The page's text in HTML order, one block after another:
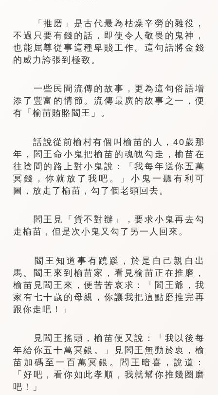
「推磨」是古代最為枯燥辛勞的雜役，
不過只要有錢的話，即使令人敬畏的鬼神，
也能屈尊從事這種卑賤工作。這句話將金錢
的威力誇張到極致。
一些民間流傳的故事，更為這句俗語增
添了豐富的情節。流傳最廣的故事之一，便
有「榆苗賄賂閻王」。
話說從前榆村有個叫榆苗的人，40歲那
年，閻王命小鬼把榆苗的魂魄勾走，榆苗在
往陰間的路上對小鬼說：「我每年送你五萬
冥錢，你就放了我吧。」小鬼一聽有利可
圖，放走了榆苗，勾了個老頭回去。
閻王見「貨不對辦」，要求小鬼再去勾
走榆苗，但是次小鬼又勾了另一人回來。
閻王知道事有蹺蹊，於是自己親自出
馬。閻王來到榆苗家，看見榆苗正在推磨，
榆苗見閻王來，便苦苦哀求：「閻王爺，我
家有七十歲的母親，你讓我把這點磨推完再
跟你走吧！」
見閻王搖頭，榆苗便又說：「我以後每
年給你五十萬冥銀。」見閻王無動於衷，榆
苗加碼至一百萬冥銀。閻王暗喜，說道：
「好吧，看你如此孝順，我就幫你推幾圈磨
吧！」